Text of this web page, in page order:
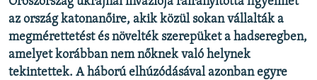
az ország katonanőire, akik közül sokan vállalták a
megmérettetést és növelték szerepüket a hadseregben,
amelyet korábban nem nőknek való helynek
tekintettek. A háború elhúzódásával azonban egyre